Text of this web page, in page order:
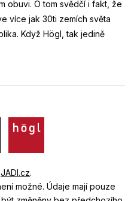
obuvi. O tom svědčí i fakt, že
více jak 30ti zemích světa
Když Högl, tak jedině
JADI.cz.
možné. Údaje mají pouze